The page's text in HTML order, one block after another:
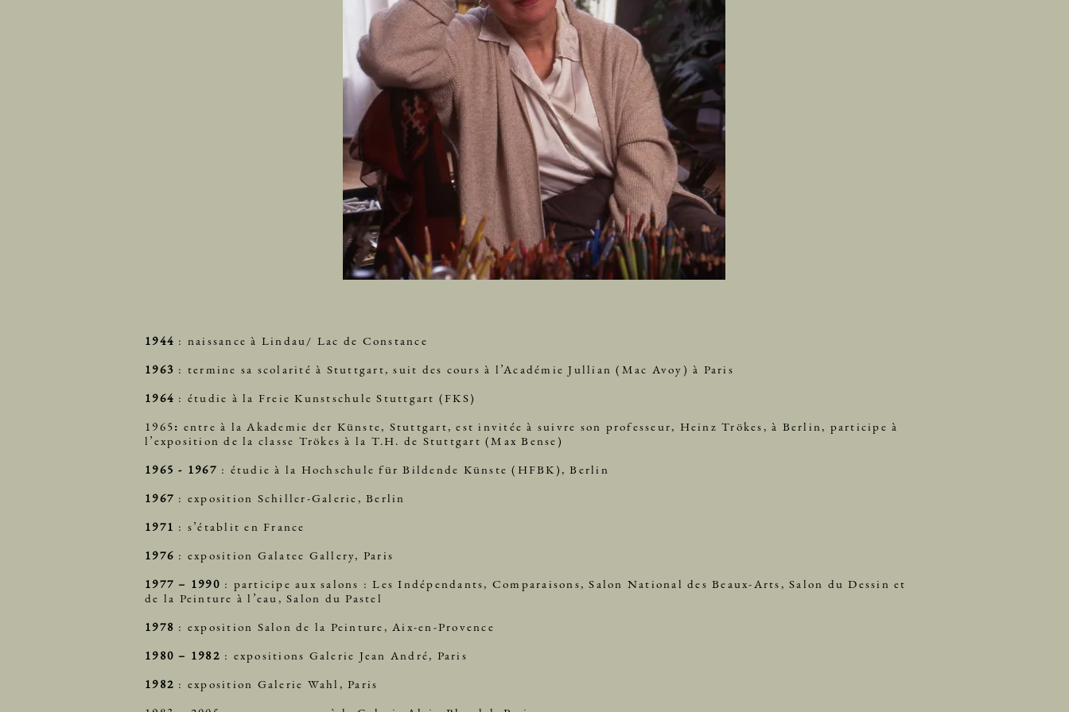
1944 : naissance à Lindau/ Lac de Constance
1963 : termine sa scolarité à Stuttgart, suit des cours à l’Académie Jullian (Mac Avoy) à Paris
1964 : étudie à la Freie Kunstschule Stuttgart (FKS)
1965: entre à la Akademie der Künste, Stuttgart, est invitée à suivre son professeur, Heinz Trökes, à Berlin, participe à
l’exposition de la classe Trökes à la T.H. de Stuttgart (Max Bense)
1965 - 1967 : étudie à la Hochschule für Bildende Künste (HFBK), Berlin
1967 : exposition Schiller-Galerie, Berlin
1971 : s’établit en France
1976 : exposition Galatee Gallery, Paris
1977 – 1990 : participe aux salons : Les Indépendants, Comparaisons, Salon National des Beaux-Arts, Salon du Dessin et
de la Peinture à l’eau, Salon du Pastel
1978 : exposition Salon de la Peinture, Aix-en-Provence
1980 – 1982 : expositions Galerie Jean André, Paris
1982 : exposition Galerie Wahl, Paris